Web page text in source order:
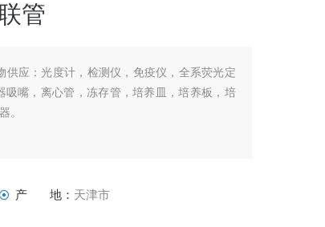
管
供应：光度计，检测仪，免疫仪，全系荧光定
嘴，离心管，冻存管，培养皿，培养板，培
。
产 地： 天津市